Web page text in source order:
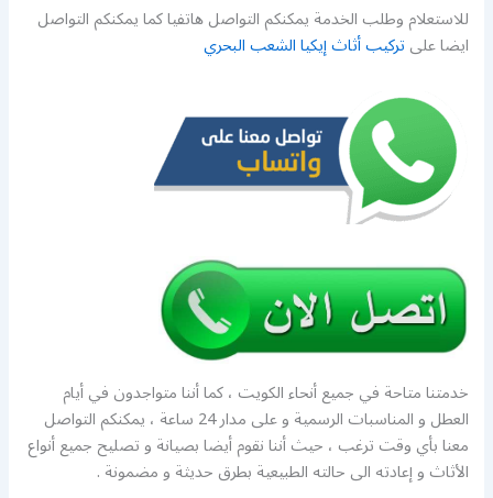
للاستعلام وطلب الخدمة يمكنكم التواصل هاتفيا كما يمكنكم التواصل
ايضا علىتركيب أثاث إيكيا الشعب البحري
خدمتنا متاحة في جميع أنحاء الكويت ، كما أننا متواجدون في أيام
العطل و المناسبات الرسمية و على مدار 24 ساعة ، يمكنكم التواصل
معنا بأي وقت ترغب ، حيث أننا نقوم أيضا بصيانة و تصليح جميع أنواع
الأثاث و إعادته الى حالته الطبيعية بطرق حديثة و مضمونة .